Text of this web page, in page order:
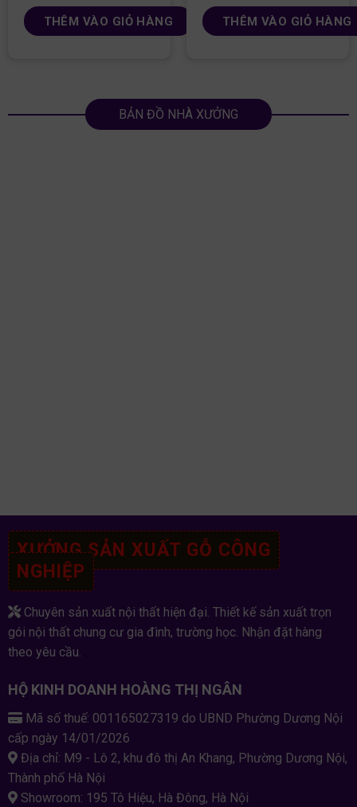
THÊM VÀO GIỎ HÀNG THÊM VÀO GIỎ HÀNG
BẢN ĐỒ NHÀ XƯỞNG
XƯỞNG SẢN XUẤT GỖ CÔNG
NGHIỆP
Chuyên sản xuất nội thất hiện đại. Thiết kế sản xuất trọn
gói nội thất chung cư gia đình, trường học. Nhận đặt hàng
theo yêu cầu.
HỘ KINH DOANH HOÀNG THỊ NGÂN
Mã số thuế: 001165027319 do UBND Phường Dương Nội
cấp ngày 14/01/2026
Địa chỉ: M9 - Lô 2, khu đô thị An Khang, Phường Dương Nội,
Thành phố Hà Nội
Showroom: 195 Tô Hiệu, Hà Đông, Hà Nội